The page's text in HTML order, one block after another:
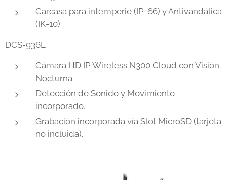
Carcasa para intemperie (IP-66) y Antivandálica
(IK-10)
DCS-936L
Cámara HD IP Wireless N300 Cloud con Visión
Nocturna.
Detección de Sonido y Movimiento
incorporado.
Grabación incorporada vía Slot MicroSD (tarjeta
no incluida).